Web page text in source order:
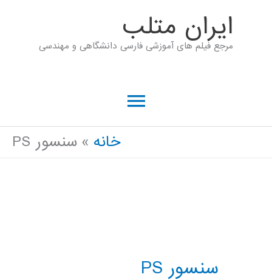
ايران متلب
مرجع فیلم های آموزشی فارسی دانشگاهی و مهندسی
فهرست
اصلی
خانه سنسور PS
سنسور PS